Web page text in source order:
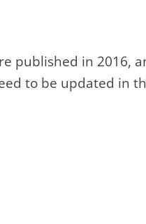
published in 2016,
to be updated in